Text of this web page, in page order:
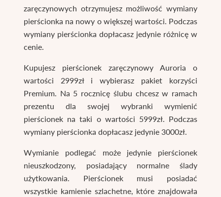
zaręczynowych otrzymujesz możliwość wymiany
pierścionka na nowy o większej wartości. Podczas
wymiany pierścionka dopłacasz jedynie różnicę w
cenie.
Kupujesz pierścionek zaręczynowy Auroria o
wartości 2999zł i wybierasz pakiet korzyści
Premium. Na 5 rocznicę ślubu chcesz w ramach
prezentu dla swojej wybranki wymienić
pierścionek na taki o wartości 5999zł. Podczas
wymiany pierścionka dopłacasz jedynie 3000zł.
Wymianie podlegać może jedynie pierścionek
nieuszkodzony, posiadający normalne ślady
użytkowania. Pierścionek musi posiadać
wszystkie kamienie szlachetne, które znajdowała